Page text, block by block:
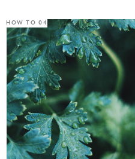
HOW TO 04